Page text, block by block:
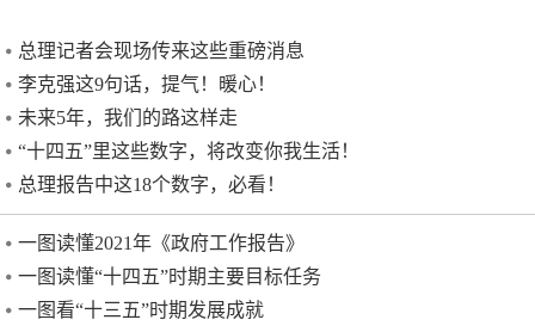
总理记者会现场传来这些重磅消息
李克强这9句话，提气！暖心！
未来5年，我们的路这样走
“十四五”里这些数字，将改变你我生活！
总理报告中这18个数字，必看！
一图读懂2021年《政府工作报告》
一图读懂“十四五”时期主要目标任务
一图看“十三五”时期发展成就